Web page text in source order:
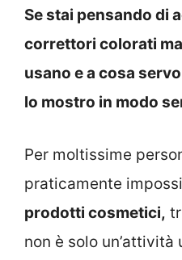
Se stai pensando di
correttori colorati
usano e a cosa
lo mostro in modo
Per moltissime
praticamente
prodotti cosmetici,
non è solo